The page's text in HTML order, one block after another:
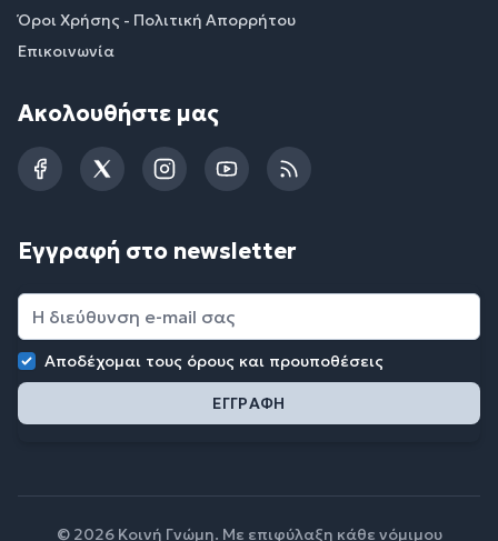
Όροι Χρήσης - Πολιτική Απορρήτου
Επικοινωνία
Ακολουθήστε μας
FacebookTwitterInstagramYouTubeRSS
Εγγραφή στο newsletter
Αποδέχομαι τους όρους και προυποθέσεις
© 2026 Κοινή Γνώμη. Με επιφύλαξη κάθε νόμιμου